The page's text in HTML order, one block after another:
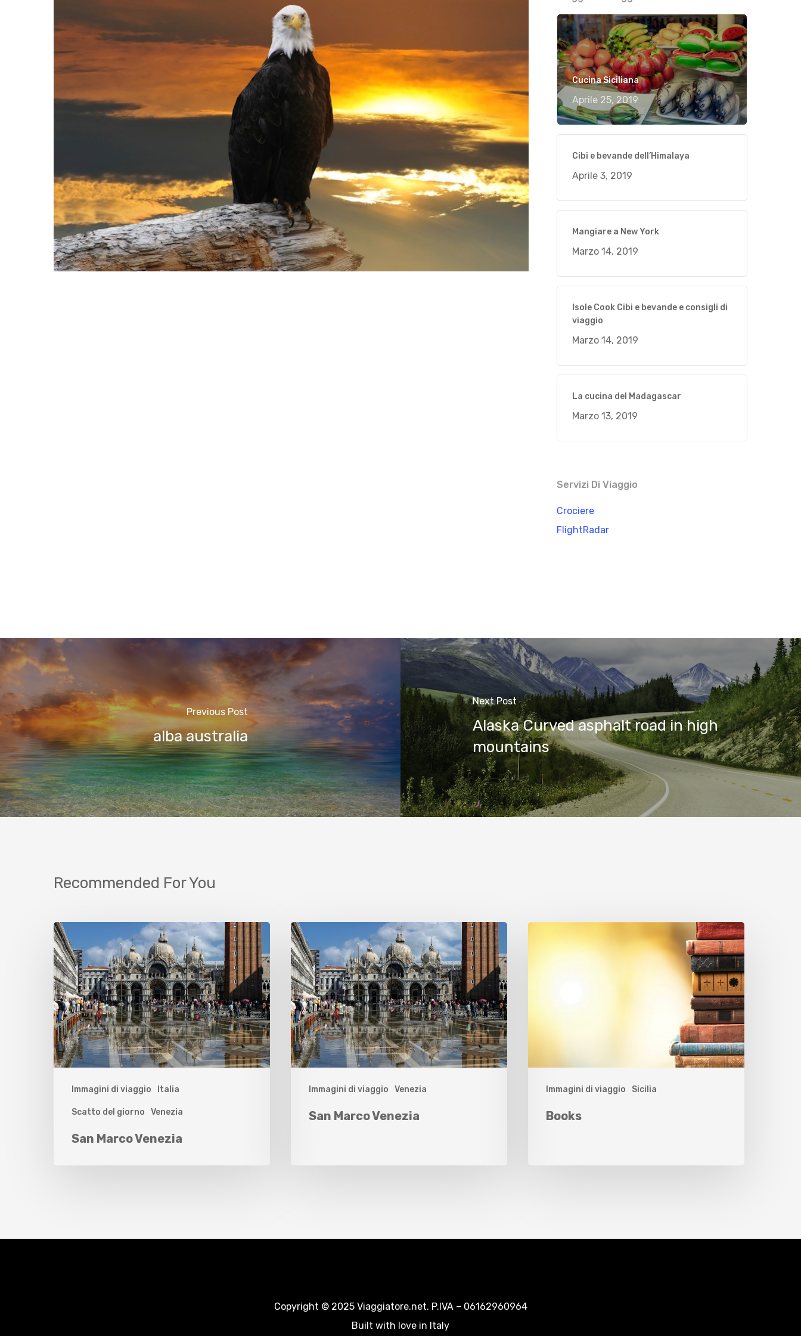
Hit enter to search or ESC to close
Cucina Siciliana
Aprile 25, 2019
Cibi e bevande dell’Himalaya
Aprile 3, 2019
Mangiare a New York
Marzo 14, 2019
Isole Cook Cibi e bevande e consigli di
viaggio
Marzo 14, 2019
La cucina del Madagascar
Marzo 13, 2019
Servizi Di Viaggio
Crociere
FlightRadar
Previous Post
alba australia
Next Post
Alaska Curved asphalt road in high
mountains
Recommended For You
Immagini di viaggio Italia
Scatto del giorno Venezia
San Marco Venezia
Immagini di viaggio Venezia
San Marco Venezia
Immagini di viaggio Sicilia
Books
Copyright © 2025 Viaggiatore.net. P.IVA – 06162960964
Built with love in Italy